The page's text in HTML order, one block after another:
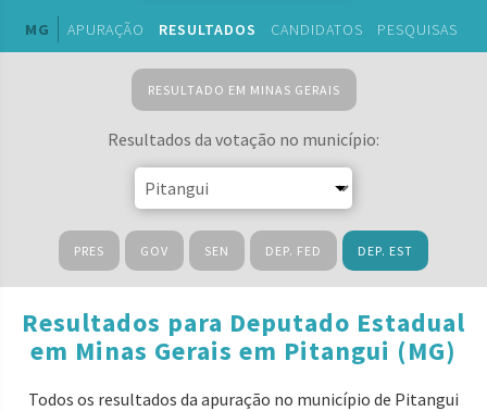
MG APURAÇÃO RESULTADOS CANDIDATOS PESQUISAS
RESULTADO EM MINAS GERAIS
Resultados da votação no município:
PRES GOV SEN DEP. FED DEP. EST
Resultados para Deputado Estadual
em Minas Gerais em Pitangui (MG)
Todos os resultados da apuração no município de Pitangui